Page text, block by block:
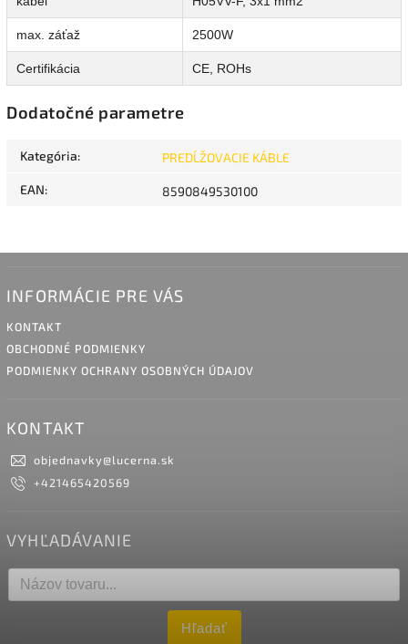
max. záťaž 2500W
Certifikácia CE, ROHs
Dodatočné parametre
Kategória: PREDĹŽOVACIE KÁBLE
EAN: 8590849530100
INFORMÁCIE PRE VÁS
KONTAKT
OBCHODNÉ PODMIENKY
PODMIENKY OCHRANY OSOBNÝCH ÚDAJOV
KONTAKT
objednavky@lucerna.sk
+421465420569
VYHĽADÁVANIE
Hľadať